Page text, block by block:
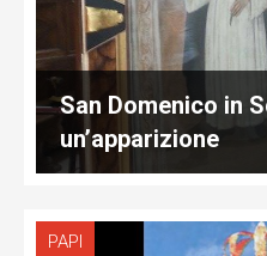
San Domenico in
un’apparizione
PAPI